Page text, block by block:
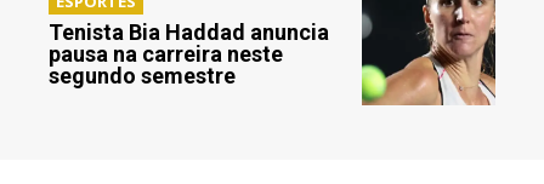
Tenista Bia Haddad anuncia
pausa na carreira neste
segundo semestre